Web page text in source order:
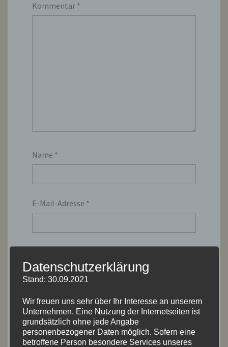
Kommentar *
Name *
E-Mail-Adresse *
Name, E-Mail-Adresse und Website in diesem
Browser für meinen nächsten Kommentar
speichern.
Datenschutzerklärung
Stand: 30.09.2021
Wir freuen uns sehr über Ihr Interesse an unserem
Unternehmen. Eine Nutzung der Internetseiten ist
grundsätzlich ohne jede Angabe
personenbezogener Daten möglich. Sofern eine
betroffene Person besondere Services unseres